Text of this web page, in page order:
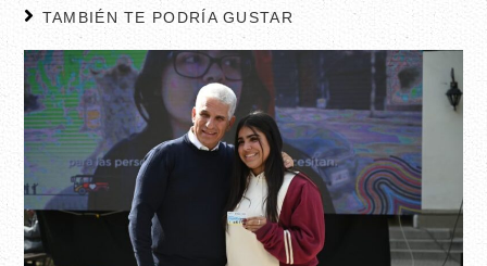
TAMBIÉN TE PODRÍA GUSTAR